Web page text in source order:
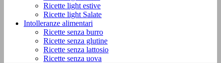
Ricette light estive
Ricette light Salate
Intolleranze alimentari
Ricette senza burro
Ricette senza glutine
Ricette senza lattosio
Ricette senza uova